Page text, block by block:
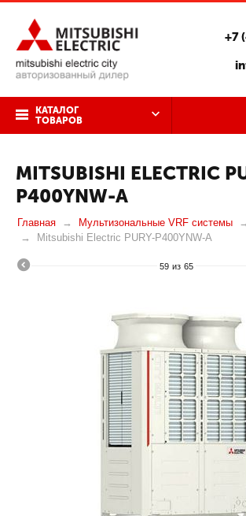
+7
КАТАЛОГ
ТОВАРОВ
MITSUBISHI ELECTRIC
P400YNW-A
Главная Мультизональные VRF системы
Mitsubishi Electric PURY-P400YNW-A
59 из 65